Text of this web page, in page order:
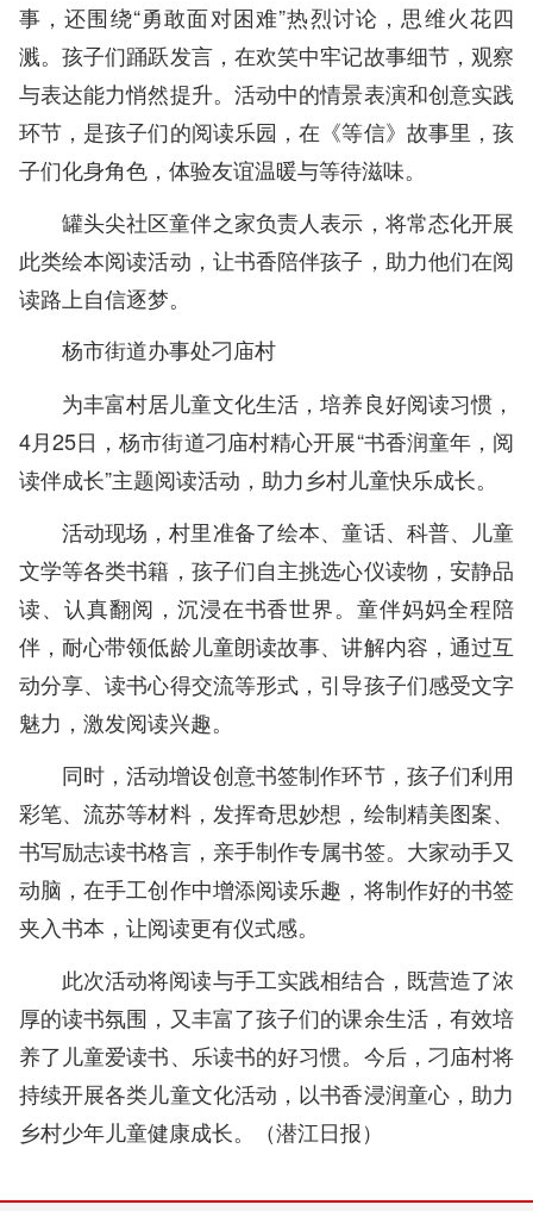
事，还围绕“勇敢面对困难”热烈讨论，思维火花四
溅。孩子们踊跃发言，在欢笑中牢记故事细节，观察
与表达能力悄然提升。活动中的情景表演和创意实践
环节，是孩子们的阅读乐园，在《等信》故事里，孩
子们化身角色，体验友谊温暖与等待滋味。
罐头尖社区童伴之家负责人表示，将常态化开展
此类绘本阅读活动，让书香陪伴孩子，助力他们在阅
读路上自信逐梦。
杨市街道办事处刁庙村
为丰富村居儿童文化生活，培养良好阅读习惯，
4月25日，杨市街道刁庙村精心开展“书香润童年，阅
读伴成长”主题阅读活动，助力乡村儿童快乐成长。
活动现场，村里准备了绘本、童话、科普、儿童
文学等各类书籍，孩子们自主挑选心仪读物，安静品
读、认真翻阅，沉浸在书香世界。童伴妈妈全程陪
伴，耐心带领低龄儿童朗读故事、讲解内容，通过互
动分享、读书心得交流等形式，引导孩子们感受文字
魅力，激发阅读兴趣。
同时，活动增设创意书签制作环节，孩子们利用
彩笔、流苏等材料，发挥奇思妙想，绘制精美图案、
书写励志读书格言，亲手制作专属书签。大家动手又
动脑，在手工创作中增添阅读乐趣，将制作好的书签
夹入书本，让阅读更有仪式感。
此次活动将阅读与手工实践相结合，既营造了浓
厚的读书氛围，又丰富了孩子们的课余生活，有效培
养了儿童爱读书、乐读书的好习惯。今后，刁庙村将
持续开展各类儿童文化活动，以书香浸润童心，助力
乡村少年儿童健康成长。（潜江日报）